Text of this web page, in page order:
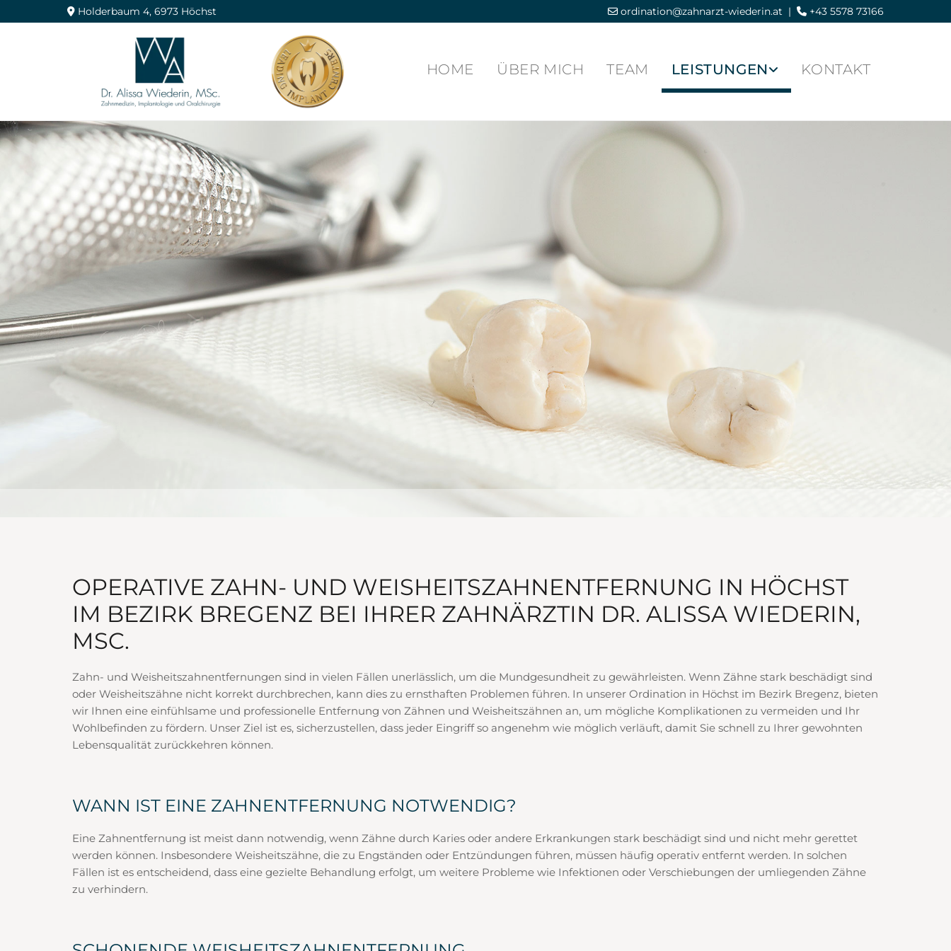
 Holderbaum 4, 6973 Höchst  ordination@zahnarzt-wiederin.at |  +43 5578 73166
HOME ÜBER MICH TEAM LEISTUNGEN KONTAKT
OPERATIVE ZAHN- UND WEISHEITSZAHNENTFERNUNG IN HÖCHST
IM BEZIRK BREGENZ BEI IHRER ZAHNÄRZTIN DR. ALISSA WIEDERIN,
MSC.
Zahn- und Weisheitszahnentfernungen sind in vielen Fällen unerlässlich, um die Mundgesundheit zu gewährleisten. Wenn Zähne stark beschädigt sind
oder Weisheitszähne nicht korrekt durchbrechen, kann dies zu ernsthaften Problemen führen. In unserer Ordination in Höchst im Bezirk Bregenz, bieten
wir Ihnen eine einfühlsame und professionelle Entfernung von Zähnen und Weisheitszähnen an, um mögliche Komplikationen zu vermeiden und Ihr
Wohlbefinden zu fördern. Unser Ziel ist es, sicherzustellen, dass jeder Eingriff so angenehm wie möglich verläuft, damit Sie schnell zu Ihrer gewohnten
Lebensqualität zurückkehren können.
WANN IST EINE ZAHNENTFERNUNG NOTWENDIG?
Eine Zahnentfernung ist meist dann notwendig, wenn Zähne durch Karies oder andere Erkrankungen stark beschädigt sind und nicht mehr gerettet
werden können. Insbesondere Weisheitszähne, die zu Engständen oder Entzündungen führen, müssen häufig operativ entfernt werden. In solchen
Fällen ist es entscheidend, dass eine gezielte Behandlung erfolgt, um weitere Probleme wie Infektionen oder Verschiebungen der umliegenden Zähne
zu verhindern.